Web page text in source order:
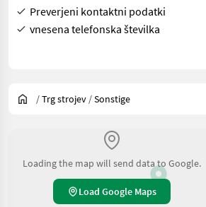
Preverjeni kontaktni podatki
vnesena telefonska številka
/Trg strojev /Sonstige
Loading the map will send data to Google.
Load Google Maps